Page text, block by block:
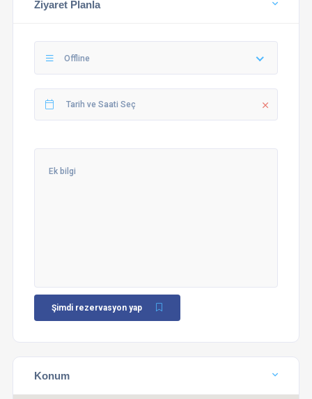
Ziyaret Planla
Offline
Şimdi rezervasyon yap
Konum